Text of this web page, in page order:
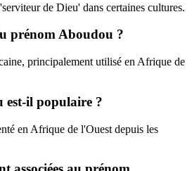
de Dieu' dans certaines cultures.
prénom Aboudou ?
principalement utilisé en Afrique de
est-il populaire ?
en Afrique de l'Ouest depuis les